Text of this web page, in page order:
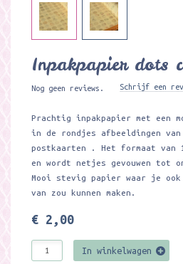
Inpakpapier dots
Nog geen reviews. Schrijf een
Prachtig inpakpapier met een
in de rondjes afbeeldingen van
postkaarten . Het formaat van
en wordt netjes gevouwen tot
Mooi stevig papier waar je ook
van zou kunnen maken.
€ 2,00
In winkelwagen